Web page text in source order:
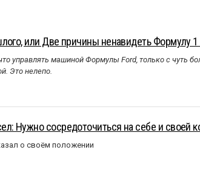
или Две причины ненавидеть Формулу 1
управлять машиной Формулы Ford, только с чуть
Это нелепо.
Нужно сосредоточиться на себе и своей
о своём положении